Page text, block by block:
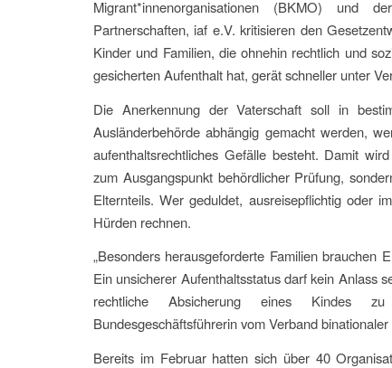
Migrant*innenorganisationen (BKMO) und
Partnerschaften, iaf e.V. kritisieren den
Kinder und Familien, die ohnehin rechtlich und
gesicherten Aufenthalt hat, gerät schneller unter
Die Anerkennung der Vaterschaft soll in
Ausländerbehörde abhängig gemacht werden,
aufenthaltsrechtliches Gefälle besteht. Damit
zum Ausgangspunkt behördlicher Prüfung,
Elternteils. Wer geduldet, ausreisepflichtig oder
Hürden rechnen.
„Besonders herausgeforderte Familien brauchen
Ein unsicherer Aufenthaltsstatus darf kein Anlass
rechtliche Absicherung eines Kindes
Bundesgeschäftsführerin vom Verband
Bereits im Februar hatten sich über 40